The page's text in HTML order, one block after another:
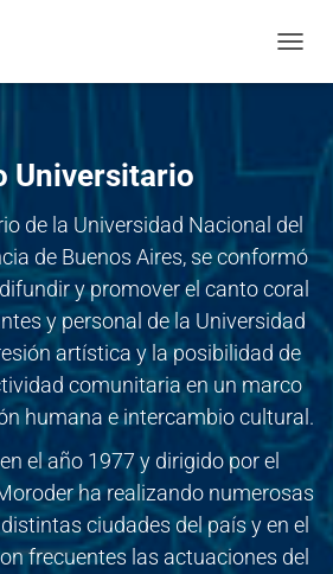
herramientas
Universitario
de la Universidad Nacional del
de Buenos Aires, se conformó
y promover el canto coral
y personal de la Universidad
artística y la posibilidad de
comunitaria en un marco
humana e intercambio cultural.
el año 1977 y dirigido por el
ha realizando numerosas
ciudades del país y en el
frecuentes las actuaciones del